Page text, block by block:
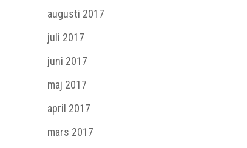
augusti 2017
juli 2017
juni 2017
maj 2017
april 2017
mars 2017